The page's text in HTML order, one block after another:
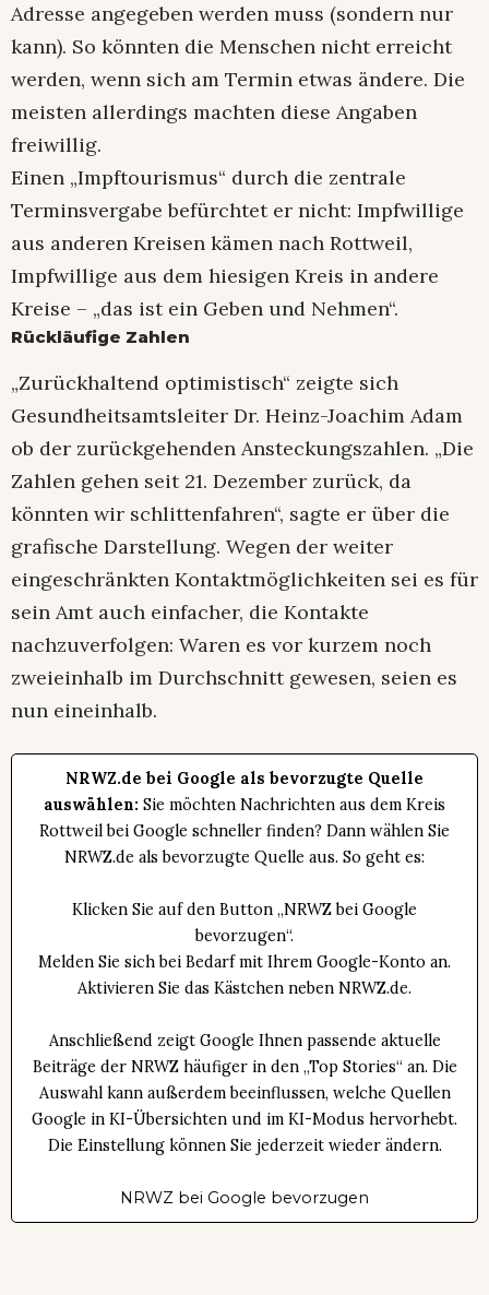
Adresse angegeben werden muss (sondern nur
kann). So könnten die Menschen nicht erreicht
werden, wenn sich am Termin etwas ändere. Die
meisten allerdings machten diese Angaben
freiwillig.
Einen „Impftourismus“ durch die zentrale
Terminsvergabe befürchtet er nicht: Impfwillige
aus anderen Kreisen kämen nach Rottweil,
Impfwillige aus dem hiesigen Kreis in andere
Kreise – „das ist ein Geben und Nehmen“.
Rückläufige Zahlen
„Zurückhaltend optimistisch“ zeigte sich
Gesundheitsamtsleiter Dr. Heinz-Joachim Adam
ob der zurückgehenden Ansteckungszahlen. „Die
Zahlen gehen seit 21. Dezember zurück, da
könnten wir schlittenfahren“, sagte er über die
grafische Darstellung. Wegen der weiter
eingeschränkten Kontaktmöglichkeiten sei es für
sein Amt auch einfacher, die Kontakte
nachzuverfolgen: Waren es vor kurzem noch
zweieinhalb im Durchschnitt gewesen, seien es
nun eineinhalb.
NRWZ.de bei Google als bevorzugte Quelle
auswählen: Sie möchten Nachrichten aus dem Kreis
Rottweil bei Google schneller finden? Dann wählen Sie
NRWZ.de als bevorzugte Quelle aus. So geht es:
Klicken Sie auf den Button „NRWZ bei Google
bevorzugen“.
Melden Sie sich bei Bedarf mit Ihrem Google-Konto an.
Aktivieren Sie das Kästchen neben NRWZ.de.
Anschließend zeigt Google Ihnen passende aktuelle
Beiträge der NRWZ häufiger in den „Top Stories“ an. Die
Auswahl kann außerdem beeinflussen, welche Quellen
Google in KI-Übersichten und im KI-Modus hervorhebt.
Die Einstellung können Sie jederzeit wieder ändern.
NRWZ bei Google bevorzugen